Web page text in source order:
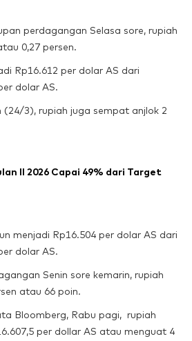
perdagangan Selasa sore, rupiah
0,27 persen.
Rp16.612 per dolar AS dari
dolar AS.
(24/3), rupiah juga sempat anjlok 2
II 2026 Capai 49% dari Target
menjadi Rp16.504 per dolar AS dari
dolar AS.
Senin sore kemarin, rupiah
atau 66 poin.
Bloomberg, Rabu pagi, rupiah
per dollar AS atau menguat 4